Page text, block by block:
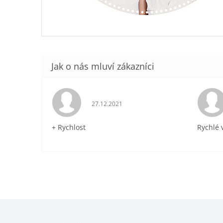
Hodnocení obchodu je 5 z 5 hvězdiček.
27.12.2021
+ Rychlost Rychlé